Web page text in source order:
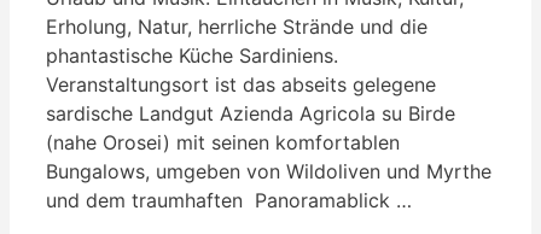
Erholung, Natur, herrliche Strände und die
phantastische Küche Sardiniens.
Veranstaltungsort ist das abseits gelegene
sardische Landgut Azienda Agricola su Birde
(nahe Orosei) mit seinen komfortablen
Bungalows, umgeben von Wildoliven und Myrthe
und dem traumhaften Panoramablick …